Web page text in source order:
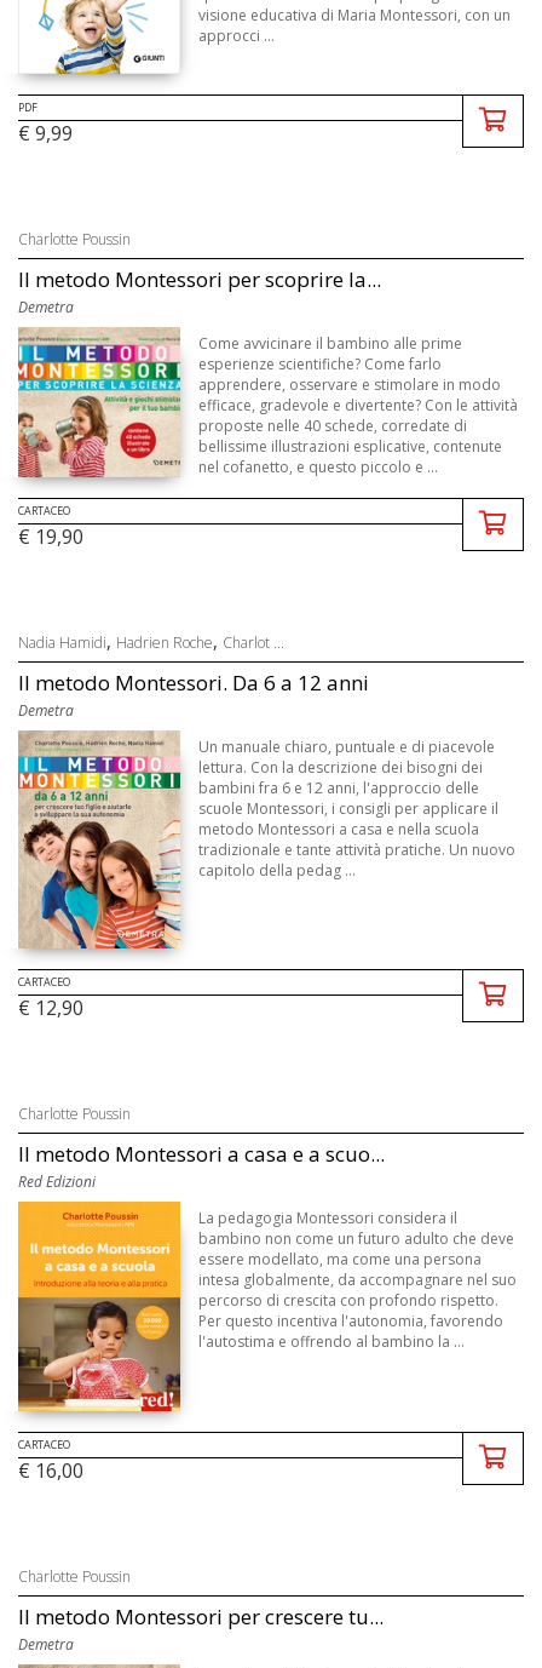
visione educativa di Maria Montessori, con un
approcci ...
PDF
€ 9,99
Charlotte Poussin
Il metodo Montessori per scoprire la...
Demetra
Come avvicinare il bambino alle prime
esperienze scientifiche? Come farlo
apprendere, osservare e stimolare in modo
efficace, gradevole e divertente? Con le attività
proposte nelle 40 schede, corredate di
bellissime illustrazioni esplicative, contenute
nel cofanetto, e questo piccolo e ...
CARTACEO
€ 19,90
Nadia Hamidi, Hadrien Roche, Charlot ...
Il metodo Montessori. Da 6 a 12 anni
Demetra
Un manuale chiaro, puntuale e di piacevole
lettura. Con la descrizione dei bisogni dei
bambini fra 6 e 12 anni, l'approccio delle
scuole Montessori, i consigli per applicare il
metodo Montessori a casa e nella scuola
tradizionale e tante attività pratiche. Un nuovo
capitolo della pedag ...
CARTACEO
€ 12,90
Charlotte Poussin
Il metodo Montessori a casa e a scuo...
Red Edizioni
La pedagogia Montessori considera il
bambino non come un futuro adulto che deve
essere modellato, ma come una persona
intesa globalmente, da accompagnare nel suo
percorso di crescita con profondo rispetto.
Per questo incentiva l'autonomia, favorendo
l'autostima e offrendo al bambino la ...
CARTACEO
€ 16,00
Charlotte Poussin
Il metodo Montessori per crescere tu...
Demetra